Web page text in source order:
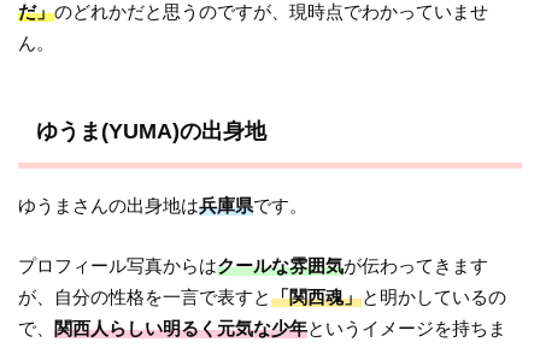
だ」のどれかだと思うのですが、現時点でわかっていませ
ん。
ゆうま(YUMA)の出身地
ゆうまさんの出身地は兵庫県です。
プロフィール写真からはクールな雰囲気が伝わってきます
が、自分の性格を一言で表すと「関西魂」と明かしているの
で、関西人らしい明るく元気な少年というイメージを持ちま